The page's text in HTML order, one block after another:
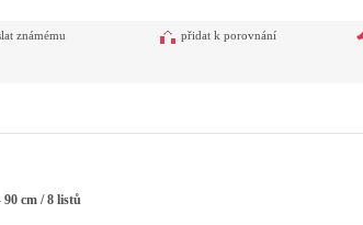
známému přidat k porovnání
cm / 8 listů